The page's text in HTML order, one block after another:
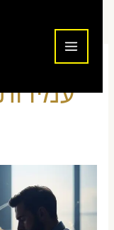
להתמודד
עם